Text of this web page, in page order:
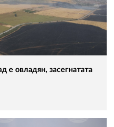
е овладян, засегнатата